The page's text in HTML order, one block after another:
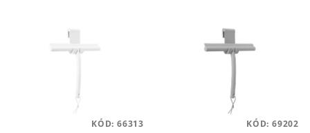
KÓD: 66313 KÓD: 69202